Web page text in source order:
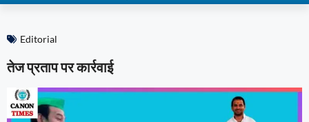
Editorial
तेज प्रताप पर कार्रवाई